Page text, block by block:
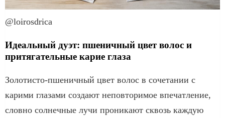
@loirosdrica
Идеальный дуэт: пшеничный цвет волос и
притягательные карие глаза
Золотисто-пшеничный цвет волос в сочетании с
карими глазами создают неповторимое впечатление,
словно солнечные лучи проникают сквозь каждую